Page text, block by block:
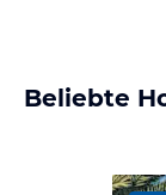
Beliebte